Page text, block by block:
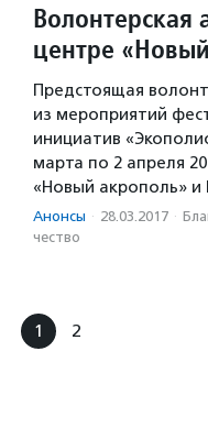
Волонтерская
центре
Предстоящая
из мероприятий
инициатив
марта по 2 апреля
«Новый акрополь»
Анонсы · 28.03.2017 ·
чест­во
1 2